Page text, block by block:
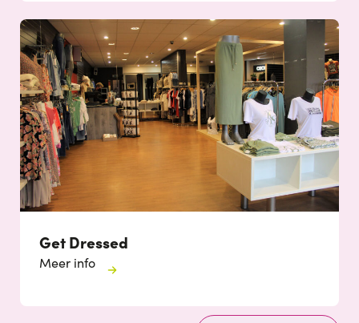
Get Dressed
Meer info